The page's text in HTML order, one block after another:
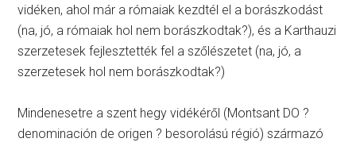
vidéken, ahol már a rómaiak kezdtél el a borászkodást
(na, jó, a rómaiak hol nem borászkodtak?), és a Karthauzi
szerzetesek fejlesztették fel a szőlészetet (na, jó, a
szerzetesek hol nem borászkodtak?)
Mindenesetre a szent hegy vidékéről (Montsant DO ?
denominación de origen ? besorolású régió) származó